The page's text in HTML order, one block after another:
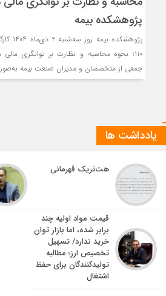
پژوهشكده بیمه
۱۱۰؛ نحوه محاسبه و نظارت بر توانگری
جمعی از متخصصان و مدیران صنعت بیمه
یادداشت ها
هت‌تریک قهرمانی
قیمت مواد اولیه چند
برابر شده، اما بازار توان
خرید ندارد/ تسهیل
تخصیص ارز؛ مطالبه
تولیدکنندگان برای حفظ
اشتغال